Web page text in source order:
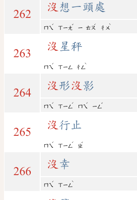
262
沒 想一頭處
ㄇㄟ
ˊ
ㄒㄧㄤ
ˇ
ㄧ ㄊㄡ
ˊ
ㄔㄨ
ˋ
263
沒 星秤
ㄇㄟ
ˊ
ㄒㄧㄥ ㄔㄥ
ˋ
264
沒 形沒 影
ㄇㄟ
ˊ
ㄒㄧㄥ
ˊ
ㄇㄟ
ˊ
ㄧㄥ
ˇ
265
沒 行止
ㄇㄟ
ˊ
ㄒㄧㄥ
ˊ
ㄓ
ˇ
266
沒 幸
ㄇㄟ
ˊ
ㄒㄧㄥ
ˋ